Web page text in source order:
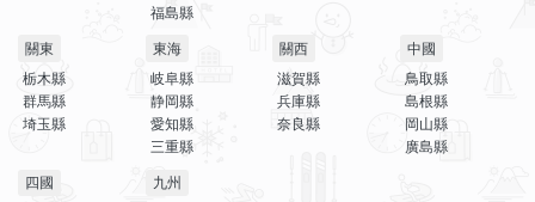
福島縣
關東
栃木縣
群馬縣
埼玉縣
東海
岐阜縣
静岡縣
愛知縣
三重縣
關西
滋賀縣
兵庫縣
奈良縣
中國
鳥取縣
島根縣
岡山縣
廣島縣
四國
九州